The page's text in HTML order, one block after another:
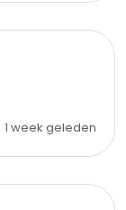
1 week geleden